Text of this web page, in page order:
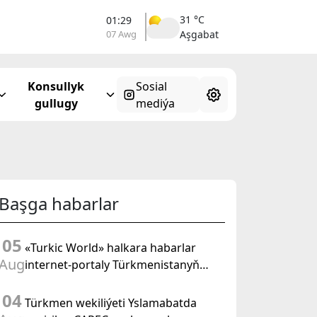
01:29
07 Awg
31 °C
Aşgabat
Konsullyk
gullugy
Sosial
mediýa
Başga habarlar
05 «Turkic World» halkara habarlar
internet-portaly Türkmenistanyň
taýýarlygy we onuň geçirilşini giňden
04 Türkmen wekiliýeti Yslamabatda